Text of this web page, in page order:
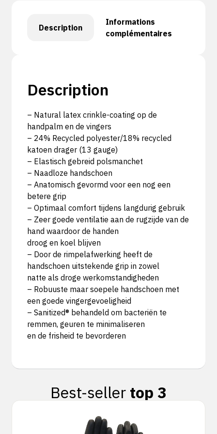
Description
Informations
complémentaires
Description
– Natural latex crinkle-coating op de
handpalm en de vingers
– 24% Recycled polyester/18% recycled
katoen drager (13 gauge)
– Elastisch gebreid polsmanchet
– Naadloze handschoen
– Anatomisch gevormd voor een nog een
betere grip
– Optimaal comfort tijdens langdurig gebruik
– Zeer goede ventilatie aan de rugzijde van de
hand waardoor de handen
droog en koel blijven
– Door de rimpelafwerking heeft de
handschoen uitstekende grip in zowel
natte als droge werkomstandigheden
– Robuuste maar soepele handschoen met
een goede vingergevoeligheid
– Sanitized® behandeld om bacteriën te
remmen, geuren te minimaliseren
en de frisheid te bevorderen
Best-seller top 3